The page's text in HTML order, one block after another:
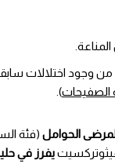
من وجود اختلالات
الصفيحات).
الحوامل (فئة
يفرز في